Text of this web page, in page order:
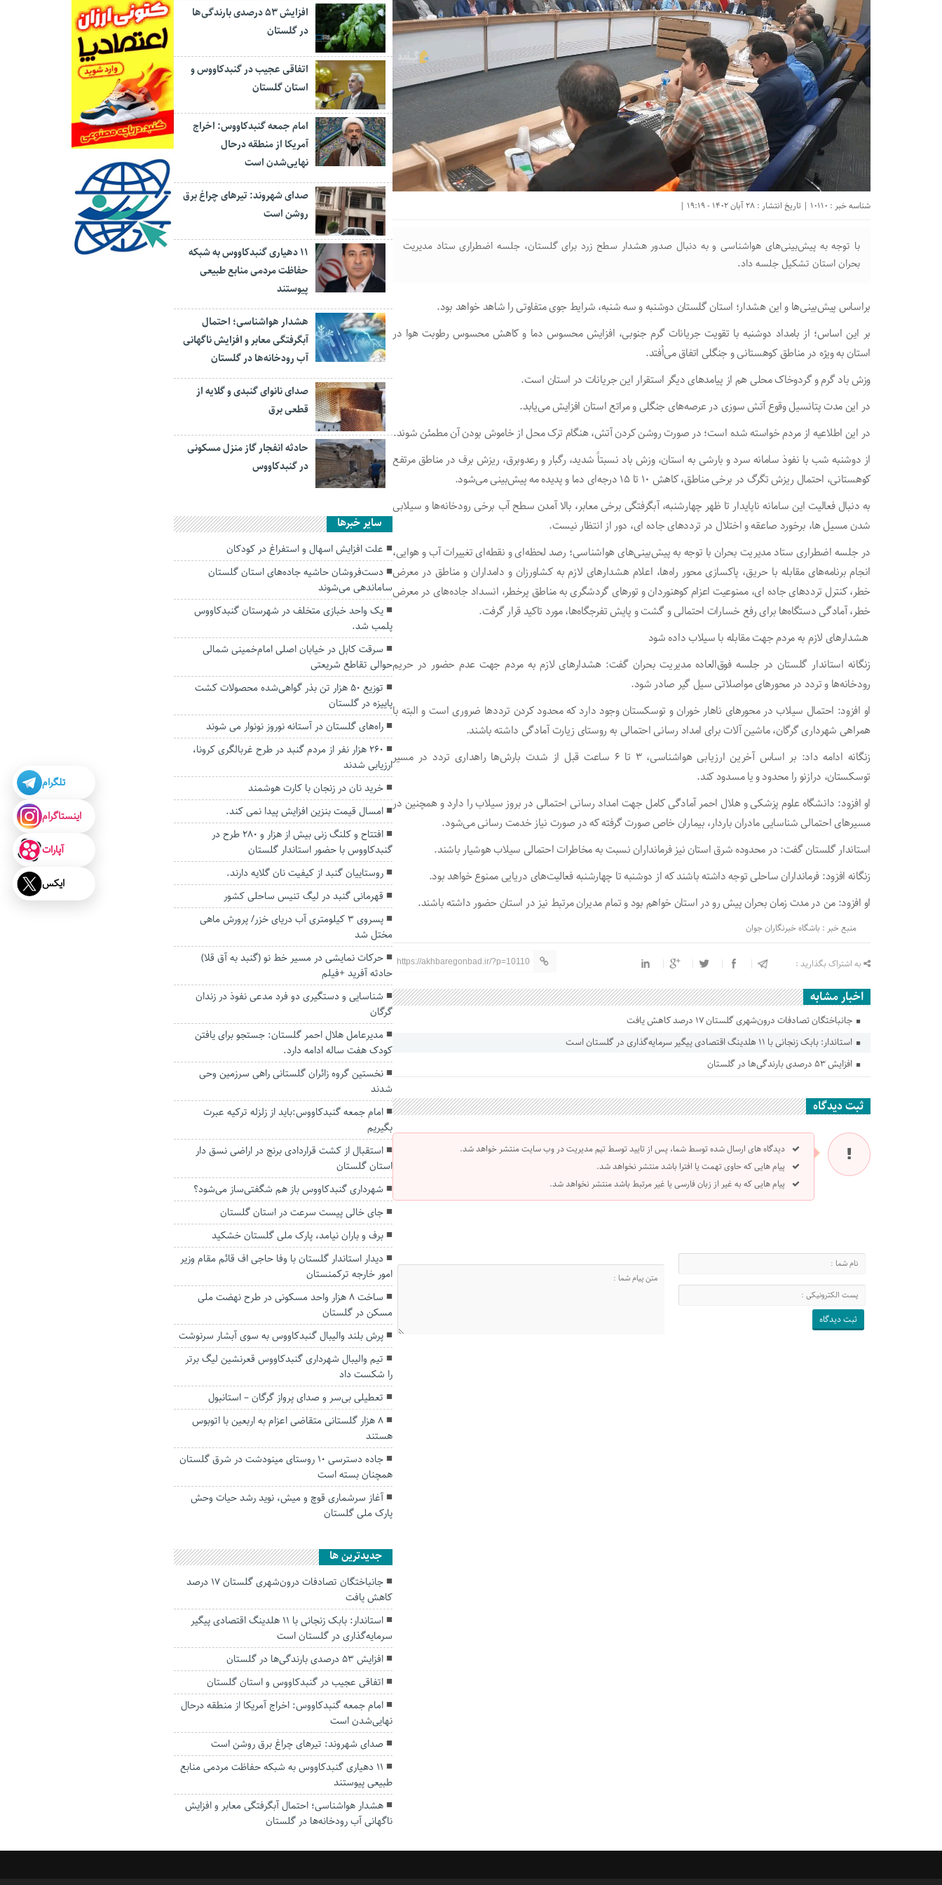
شناسه خبر : 10110 | تاریخ انتشار : 28 آبان 1402 - 19:19 |
با توجه به پیش‌بینی‌های هواشناسی و به دنبال صدور هشدار سطح زرد برای گلستان، جلسه اضطراری ستاد مدیریت
بحران استان تشکیل جلسه داد.
براساس پیش‌بینی‌ها و این هشدار؛ استان گلستان دوشنبه و سه شنبه، شرایط جوی متفاوتی را شاهد خواهد بود.
بر این اساس؛ از بامداد دوشنبه با تقویت جریانات گرم جنوبی، افزایش محسوس دما و کاهش محسوس رطوبت هوا در
استان به ویژه در مناطق کوهستانی و جنگلی اتفاق می‌اُفتد.
وزش باد گرم و گردوخاک محلی هم از پیامد‌های دیگر استقرار این جریانات در استان است.
در این مدت پتانسیل وقوع آتش سوزی در عرصه‌های جنگلی و مراتع استان افزایش می‌یابد.
در این اطلاعیه از مردم خواسته شده است؛ در صورت روشن کردن آتش، هنگام ترک محل از خاموش بودن آن مطمئن شوند.
از دوشنبه شب با نفوذ سامانه سرد و بارشی به استان، وزش باد نسبتاً شدید، رگبار و رعدوبرق، ریزش برف در مناطق مرتفع
کوهستانی، احتمال ریزش تگرگ در برخی مناطق، کاهش ۱۰ تا ۱۵ درجه‌ای دما و پدیده مه پیش‌بینی می‌شود.
به دنبال فعالیت این سامانه ناپایدار تا ظهر چهارشنبه، آبگرفتگی برخی معابر، بالا آمدن سطح آب برخی رودخانه‌ها و سیلابی
شدن مسیل ها، برخورد صاعقه و اختلال در تردد‌های جاده ای، دور از انتظار نیست.
در جلسه اضطراری ستاد مدیریت بحران با توجه به پیش‌بینی‌های هواشناسی؛ رصد لحظه‌ای و نقطه‌ای تغییرات آب و هوایی،
انجام برنامه‌های مقابله با حریق، پاکسازی محور راه‌ها، اعلام هشدار‌های لازم به کشاورزان و دامداران و مناطق در معرض
خطر، کنترل تردد‌های جاده ای، ممنوعیت اعزام کوهنوردان و تور‌های گردشگری به مناطق پرخطر، انسداد جاده‌های در معرض
خطر، آمادگی دستگاه‌ها برای رفع خسارات احتمالی و گشت و پایش تفرجگاه‌ها، مورد تاکید قرار گرفت.
‍ هشدار‌های لازم به مردم جهت مقابله با سیلاب داده شود
زنگانه استاندار گلستان در جلسه فوق‌العاده مدیریت بحران گفت: هشدار‌های لازم به مردم جهت عدم حضور در حریم
رودخانه‌ها و تردد در محور‌های مواصلاتی سیل گیر صادر شود.
او افزود: احتمال سیلاب در محور‌های ناهار خوران و توسکستان وجود دارد که محدود کردن تردد‌ها ضروری است و البته با
همراهی شهرداری گرگان، ماشین آلات برای امداد رسانی احتمالی به روستای زیارت آمادگی داشته باشند.
زنگانه ادامه داد: بر اساس آخرین ارزیابی هواشناسی، ۳ تا ۶ ساعت قبل از شدت بارش‌ها راهداری تردد در مسیر
توسکستان، درازنو را محدود و یا مسدود کند.
او افزود: دانشگاه علوم پزشکی و هلال احمر آمادگی کامل جهت امداد رسانی احتمالی در بروز سیلاب را دارد و همچنین در
مسیر‌های احتمالی شناسایی مادران باردار، بیماران خاص صورت گرفته که در صورت نیاز خدمت رسانی می‌شود.
استاندار گلستان گفت: در محدوده شرق استان نیز فرمانداران نسبت به مخاطرات احتمالی سیلاب هوشیار باشند.
زنگانه افزود: فرمانداران ساحلی توجه داشته باشند که از دوشنبه تا چهارشنبه فعالیت‌های دریایی ممنوع خواهد بود.
او افزود: من در مدت زمان بحران پیش رو در استان خواهم بود و تمام مدیران مرتبط نیز در استان حضور داشته باشند.
منبع خبر : باشگاه خبرنگاران جوان
به اشتراک بگذارید : https://akhbaregonbad.ir/?p=10110
اخبار مشابه
جانباختگان تصادفات درون‌شهری گلستان ۱۷ درصد کاهش یافت
استاندار: بابک زنجانی با ۱۱ هلدینگ اقتصادی پیگیر سرمایه‌گذاری در گلستان است
افزایش ۵۳ درصدی بارندگی‌ها در گلستان
ثبت دیدگاه
دیدگاه های ارسال شده توسط شما، پس از تایید توسط تیم مدیریت در وب سایت منتشر خواهد شد.
پیام هایی که حاوی تهمت یا افترا باشد منتشر نخواهد شد.
پیام هایی که به غیر از زبان فارسی یا غیر مرتبط باشد منتشر نخواهد شد.
افزایش ۵۳ درصدی بارندگی‌ها
در گلستان
اتفاقی عجیب در‌ گنبدکاووس و
استان گلستان
امام جمعه گنبدکاووس: اخراج
آمریکا از منطقه درحال
نهایی‌شدن است
صدای شهروند: تیرهای چراغ برق
روشن است
۱۱ دهیاری گنبدکاووس به شبکه
حفاظت مردمی منابع طبیعی
پیوستند
هشدار هواشناسی؛ احتمال
آبگرفتگی معابر و افزایش ناگهانی
آب رودخانه‌ها در گلستان
صدای نانوای گنبدی و گلایه از
قطعی برق
حادثه انفجار گاز منزل مسکونی
در گنبدکاووس
سایر خبرها
علت افزایش اسهال و استفراغ در کودکان
دست‌فروشان حاشیه جاده‌های استان گلستان
ساماندهی می‌شوند
یک واحد خبازی متخلف در شهرستان گنبدکاووس
پلمب شد.
سرقت کابل در خیابان اصلی امام‌خمینی شمالی
حوالی تقاطع شریعتی
توزیع ۵۰ هزار تن بذر گواهی‌شده محصولات کشت
پاییزه در گلستان
راه‌های گلستان در آستانه نوروز نونوار می شوند
۲۶۰ هزار نفر از مردم گنبد در طرح غربالگری کرونا،
ارزیابی شدند
خرید نان در زنجان با کارت‌ هوشمند
امسال قیمت بنزین افزایش پیدا نمی کند.
افتتاح و کلنگ زنی بیش از هزار و ۲۸۰ طرح در
گنبدکاووس با حضور استاندار گلستان
روستاییان گنبد از کیفیت نان گلایه دارند.
قهرمانی گنبد در لیگ‌ تنیس ساحلی کشور
پسروی ۳ کیلومتری آب دریای خزر/ پرورش ماهی
مختل شد
حرکات نمایشی در مسیر خط نو (گنبد به آق قلا)
حادثه آفرید +فیلم
شناسایی و دستگیری دو فرد مدعی نفوذ در زندان
گرگان
مدیرعامل هلال احمر گلستان: جستجو برای یافتن
کودک هفت ساله ادامه دارد.
نخستین گروه زائران گلستانی راهی سرزمین وحی
شدند
امام جمعه گنبدکاووس:باید از زلزله ترکیه عبرت
بگیریم
استقبال از کشت قراردادی برنج در اراضی نسق دار
استان گلستان
شهرداری گنبدکاووس باز هم شگفتی‌ساز می‌شود؟
جای خالی پیست سرعت در استان گلستان
برف و باران نیامد، پارک ملی گلستان خشکید
دیدار استاندار گلستان با وفا حاجی اف قائم مقام وزیر
امور خارجه ترکمنستان
ساخت ۸ هزار واحد مسکونی در طرح نهضت ملی
مسکن در گلستان
پرش بلند والیبال گنبدکاووس به سوی آبشار سرنوشت
تیم والیبال شهرداری گنبدکاووس قعرنشین لیگ برتر
را شکست داد
تعطیلی بی‌سر و صدای پرواز گرگان – استانبول
۸ هزار گلستانی متقاضی اعزام به اربعین با اتوبوس
هستند
جاده دسترسی ۱۰ روستای مینودشت در شرق گلستان
همچنان بسته است
آغاز سرشماری قوچ و میش، نوید رشد حیات وحش
پارک ملی گلستان
جديدترين ها
جانباختگان تصادفات درون‌شهری گلستان ۱۷ درصد
کاهش یافت
استاندار: بابک زنجانی با ۱۱ هلدینگ اقتصادی پیگیر
سرمایه‌گذاری در گلستان است
افزایش ۵۳ درصدی بارندگی‌ها در گلستان
اتفاقی عجیب در‌ گنبدکاووس و استان گلستان
امام جمعه گنبدکاووس: اخراج آمریکا از منطقه درحال
نهایی‌شدن است
صدای شهروند: تیرهای چراغ برق روشن است
۱۱ دهیاری گنبدکاووس به شبکه حفاظت مردمی منابع
طبیعی پیوستند
هشدار هواشناسی؛ احتمال آبگرفتگی معابر و افزایش
ناگهانی آب رودخانه‌ها در گلستان
تلگرام
اینستاگرام
آپارات
ایکس